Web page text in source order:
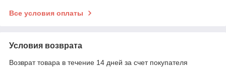
Все условия оплаты
Условия возврата
Возврат товара в течение 14 дней за счет покупателя